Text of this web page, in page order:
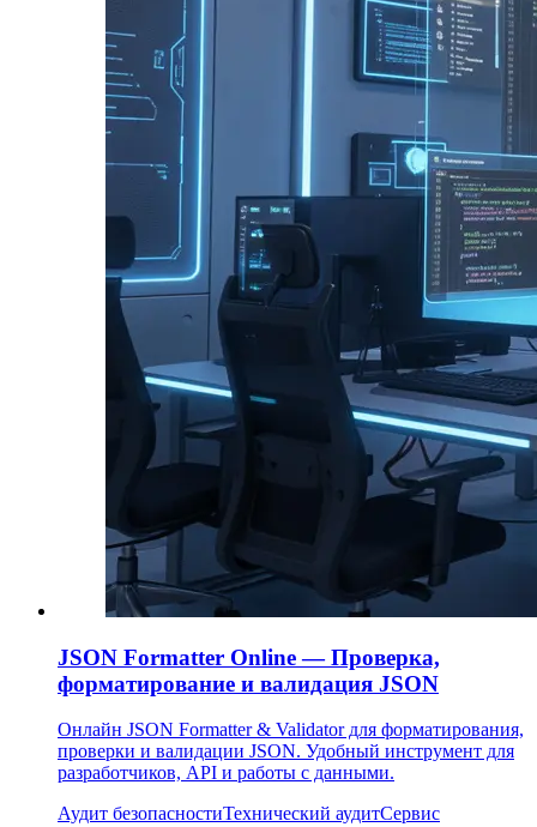
JSON Formatter Online — Проверка,
форматирование и валидация JSON
Онлайн JSON Formatter & Validator для форматирования,
проверки и валидации JSON. Удобный инструмент для
разработчиков, API и работы с данными.
Аудит безопасностиТехнический аудитСервис